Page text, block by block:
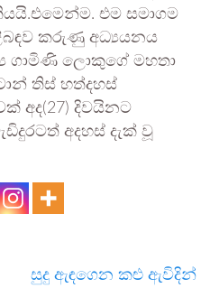
එම සමාගම
කරුණු අධ්‍යයනය
ගාමිණි ලොකුගේ මහතා
තිස් හත්දහස්
අද(27) දිවයිනට
අදහස් දැක් වූ
සුදු ඇඳගෙන කළු ඇවිදින්